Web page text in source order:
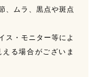
、ムラ、黒点や斑点
ス・モニター等によ
る場合がございま